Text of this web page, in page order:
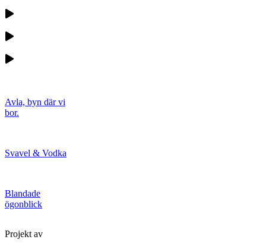
Avla, byn där vi
bor.
Svavel & Vodka
Blandade
ögonblick
Projekt av